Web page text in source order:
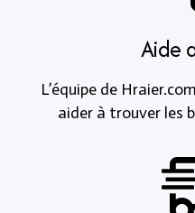
Aide
L’équipe de
aider à trouver les